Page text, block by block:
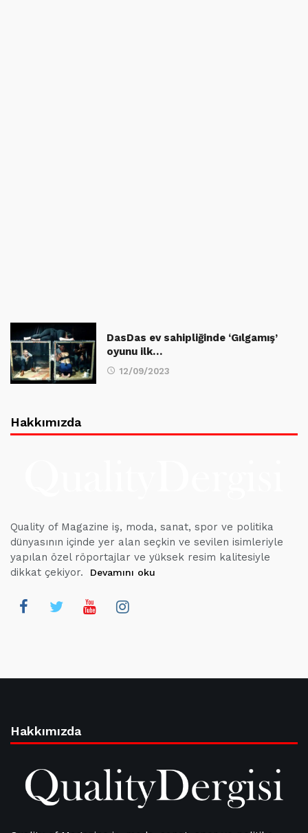
DasDas ev sahipliğinde ‘Gılgamış’
oyunu ilk…
12/09/2023
Hakkımızda
Quality of Magazine iş, moda, sanat, spor ve politika
dünyasının içinde yer alan seçkin ve sevilen isimleriyle
yapılan özel röportajlar ve yüksek resim kalitesiyle
dikkat çekiyor.
Devamını oku
Hakkımızda